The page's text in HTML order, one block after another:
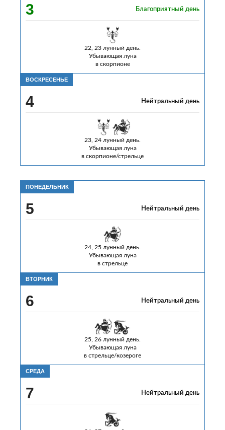
3 Благоприятный день
22, 23 лунный день.
Убывающая луна
в скорпионе
ВОСКРЕСЕНЬЕ
4 Нейтральный день
23, 24 лунный день.
Убывающая луна
в скорпионе/стрельце
ПОНЕДЕЛЬНИК
5 Нейтральный день
24, 25 лунный день.
Убывающая луна
в стрельце
ВТОРНИК
6 Нейтральный день
25, 26 лунный день.
Убывающая луна
в стрельце/козероге
СРЕДА
7 Нейтральный день